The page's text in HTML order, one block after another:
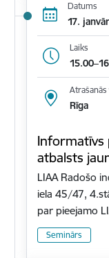
Datums
17.
Laiks
Atrašanās
Rīga
Informatīvs
atbalsts
LIAA Radošo
iela 45/47,
par pieejamo
Seminārs